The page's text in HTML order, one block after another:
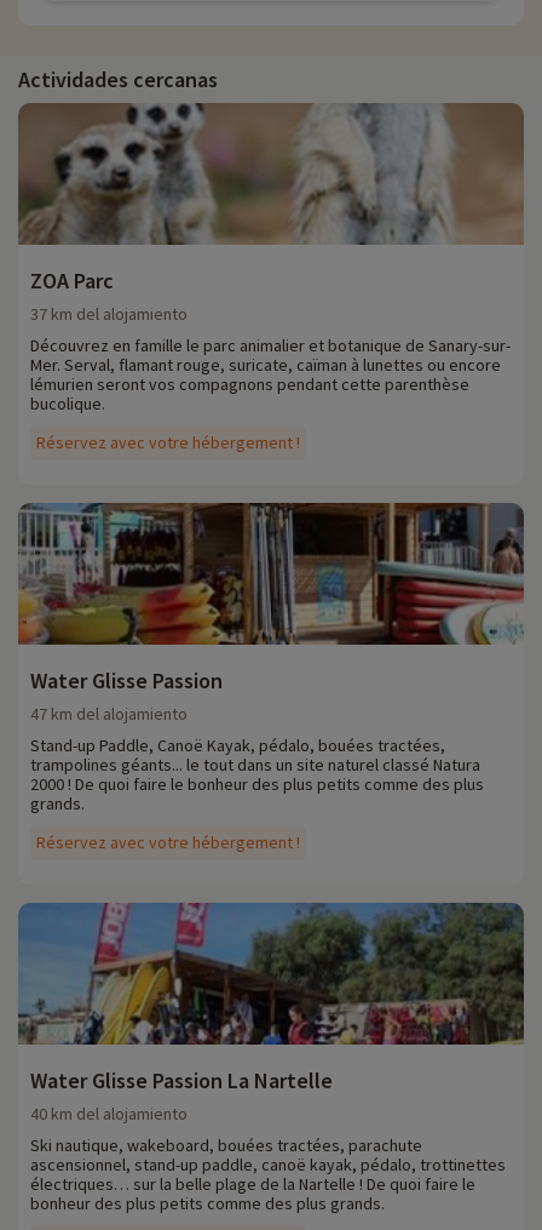
Actividades cercanas
ZOA Parc
Réservez avec votre hébergement !
37 km del alojamiento
Découvrez en famille le parc animalier et botanique de Sanary-sur-
Mer. Serval, flamant rouge, suricate, caïman à lunettes ou encore
lémurien seront vos compagnons pendant cette parenthèse
bucolique.
Water Glisse Passion
Réservez avec votre hébergement !
47 km del alojamiento
Stand-up Paddle, Canoë Kayak, pédalo, bouées tractées,
trampolines géants... le tout dans un site naturel classé Natura
2000 ! De quoi faire le bonheur des plus petits comme des plus
grands.
Water Glisse Passion La Nartelle
40 km del alojamiento
Ski nautique, wakeboard, bouées tractées, parachute
ascensionnel, stand-up paddle, canoë kayak, pédalo, trottinettes
électriques… sur la belle plage de la Nartelle ! De quoi faire le
bonheur des plus petits comme des plus grands.